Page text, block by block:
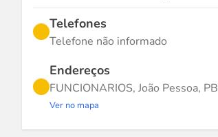
Telefones
Telefone não informado
Endereços
FUNCIONARIOS, João Pessoa, PB
Ver no mapa